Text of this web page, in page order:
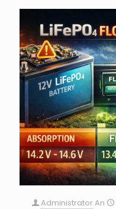
AdministratorAn